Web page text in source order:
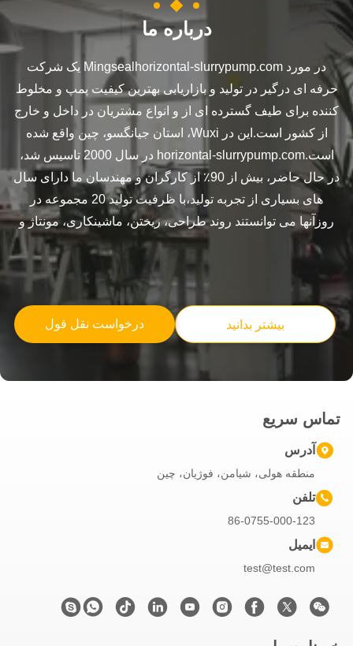
کوله هدیه کریستالی با لوگو مخصوص شما برای جشن کریسمس
کوله هدیه کریستالی با لوگو مخصوص شما برای جشن کریسمس
کوله هدیه کریستالی با لوگو مخصوص شما برای جشن کریسمس
کوله هدیه کریستالی با لوگو مخصوص شما برای جشن کریسمس
کوله هدیه کریستالی با لوگو مخصوص شما برای جشن کریسمس
کوله هدیه کریستالی با لوگو مخصوص شما برای جشن کریسمس
کوله هدیه کریستالی با لوگو مخصوص شما برای جشن کریسمس
کوله هدیه کریستالی با لوگو مخصوص شما برای جشن کریسمس
کوله هدیه کریستالی با لوگو مخصوص شما برای جشن کریسمس
کوله هدیه کریستالی با لوگو مخصوص شما برای جشن کریسمس
کوله هدیه کریستالی با لوگو مخصوص شما برای جشن کریسمس
کوله هدیه کریستالی با لوگو مخصوص شما برای جشن کریسمس
کوله هدیه کریستالی با لوگو مخصوص شما برای جشن کریسمس
درباره ما
در مورد Mingsealhorizontal-slurrypump.com یک شرکت
حرفه ای درگیر در تولید و بازاریابی بهترین کیفیت پمپ و مخلوط
کننده برای طیف گسترده ای از و انواع مشتریان در داخل و خارج
از کشور است.این در Wuxi، استان جیانگسو، چین واقع شده
است.horizontal-slurrypump.com در سال 2000 تاسیس شد،
در حال حاضر، بیش از 90٪ از کارگران و مهندسان ما دارای سال
های بسیاری از تجربه تولید،با ظرفیت تولید 20 مجموعه در
روزآنها می توانستند روند طراحی، ریختن، ماشینکاری، مونتاژ و
بیشتر بدانید درخواست نقل قول
تماس سریع
آدرس
منطقه هولی، شیامن، فوژیان، چین
تلفن
86-0755-000-123
ایمیل
test@test.com